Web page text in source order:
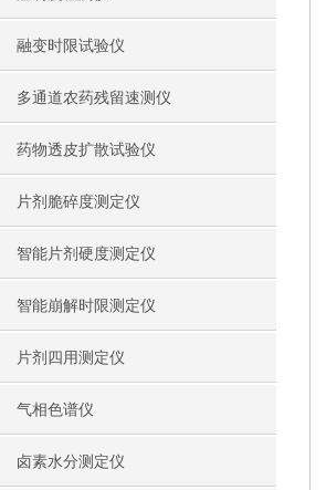
融变时限试验仪
多通道农药残留速测仪
药物透皮扩散试验仪
片剂脆碎度测定仪
智能片剂硬度测定仪
智能崩解时限测定仪
片剂四用测定仪
气相色谱仪
卤素水分测定仪